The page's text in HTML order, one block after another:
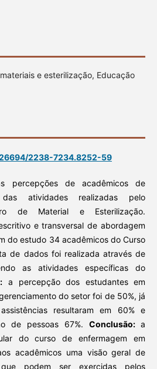
e esterilização, Educação
2238-7234.8252-59
percepções de acadêmicos de
atividades realizadas pelo
de Material e Esterilização.
e transversal de abordagem
do estudo 34 acadêmicos do Curso
de dados foi realizada através de
as atividades específicas do
a percepção dos estudantes em
do setor foi de 50%, já
resultaram em 60% e
de pessoas 67%.Conclusão:a
do curso de enfermagem em
acadêmicos uma visão geral de
podem ser exercidas pelos